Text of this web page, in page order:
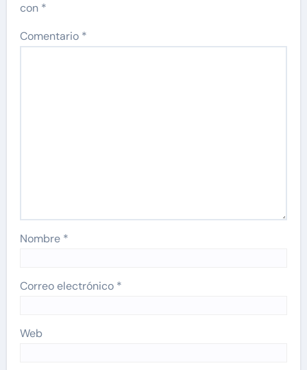
con *
Comentario *
Nombre *
Correo electrónico *
Web